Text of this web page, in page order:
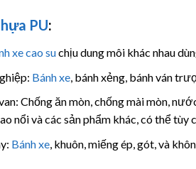
PU:
xe cao suchịu dung môi khác nhau
Bánh xe, bánh xẻng, bánh ván
Chống ăn mòn, chống mài mòn,
nổi và các sản phẩm khác, có thể
Bánh xe, khuôn, miếng ép, gót, và